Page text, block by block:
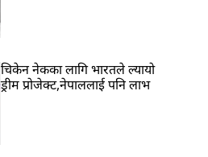
चिकेन नेकका लागि भारतले ल्यायो
ड्रीम प्रोजेक्ट,नेपाललाई पनि लाभ